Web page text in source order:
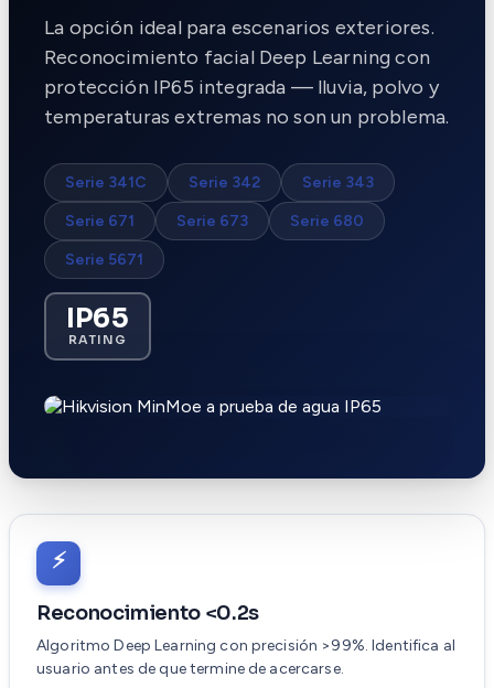
La opción ideal para escenarios exteriores.
Reconocimiento facial Deep Learning con
protección IP65 integrada — lluvia, polvo y
temperaturas extremas no son un problema.
Serie 341C Serie 342 Serie 343
Serie 671 Serie 673 Serie 680
Serie 5671
IP65
RATING
⚡
Reconocimiento <0.2s
Algoritmo Deep Learning con precisión >99%. Identifica al
usuario antes de que termine de acercarse.